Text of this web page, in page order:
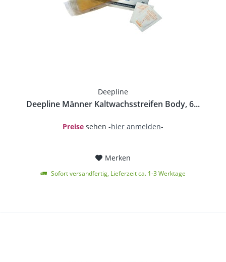
Deepline
Deepline Männer Kaltwachsstreifen Body, 6...
Preise sehen -hier anmelden-
Merken
Sofort versandfertig, Lieferzeit ca. 1-3 Werktage